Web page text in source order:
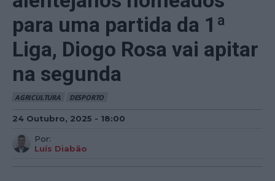
para uma partida da 1ª
Liga, Diogo Rosa vai apitar
na segunda
AGRICULTURA DESPORTO
24 Outubro, 2025 - 18:00
Por:
Luís Diabão